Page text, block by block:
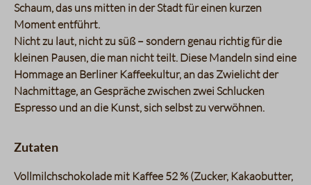
Schaum, das uns mitten in der Stadt für einen kurzen
Moment entführt.
Nicht zu laut, nicht zu süß – sondern genau richtig für die
kleinen Pausen, die man nicht teilt. Diese Mandeln sind eine
Hommage an Berliner Kaffeekultur, an das Zwielicht der
Nachmittage, an Gespräche zwischen zwei Schlucken
Espresso und an die Kunst, sich selbst zu verwöhnen.
Zutaten
Vollmilchschokolade mit Kaffee 52 % (Zucker, Kakaobutter,